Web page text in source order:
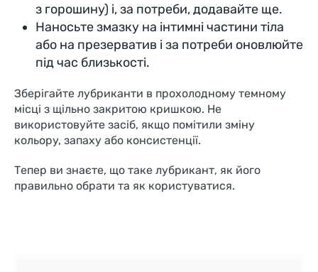
з горошину) і, за потреби, додавайте ще.
Наносьте змазку на інтимні частини тіла
або на презерватив і за потреби оновлюйте
під час близькості.
Зберігайте лубриканти в прохолодному темному
місці з щільно закритою кришкою. Не
використовуйте засіб, якщо помітили зміну
кольору, запаху або консистенції.
Тепер ви знаєте, що таке лубрикант, як його
правильно обрати та як користуватися.